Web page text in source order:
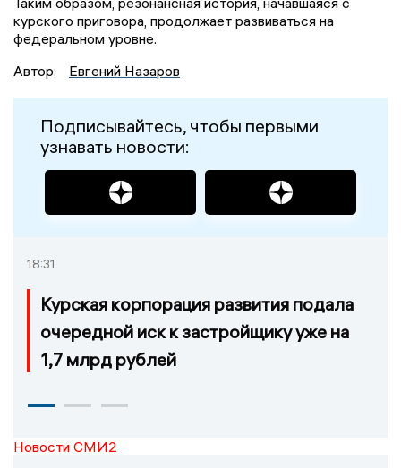
курского приговора, продолжает развиваться на
федеральном уровне.
Автор:
Евгений Назаров
Подписывайтесь, чтобы первыми
узнавать новости:
18:31
Курская корпорация развития подала
очередной иск к застройщику уже на
1,7 млрд рублей
Новости СМИ2